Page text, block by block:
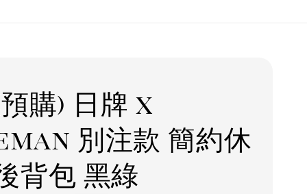
購) 日牌 x
別注款 簡約休
背包 黑綠